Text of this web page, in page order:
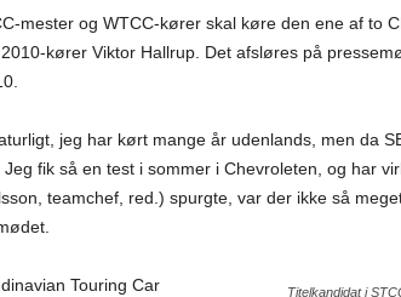
mester og WTCC-kører skal køre den ene af to
kører Viktor Hallrup. Det afsløres på
jeg har kørt mange år udenlands, men da
fik så en test i sommer i Chevroleten, og har
teamchef, red.) spurgte, var der ikke så
Titelkandidat i
Touring Car